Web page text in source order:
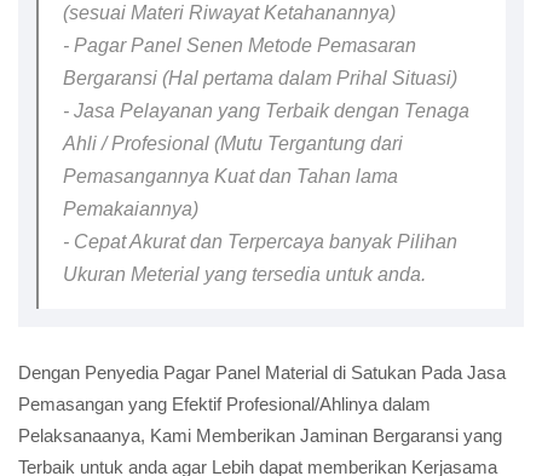
(sesuai Materi Riwayat Ketahanannya)
- Pagar Panel Senen Metode Pemasaran
Bergaransi (Hal pertama dalam Prihal Situasi)
- Jasa Pelayanan yang Terbaik dengan Tenaga
Ahli / Profesional (Mutu Tergantung dari
Pemasangannya Kuat dan Tahan lama
Pemakaiannya)
- Cepat Akurat dan Terpercaya banyak Pilihan
Ukuran Meterial yang tersedia untuk anda.
Dengan Penyedia Pagar Panel Material di Satukan Pada Jasa
Pemasangan yang Efektif Profesional/Ahlinya dalam
Pelaksanaanya, Kami Memberikan Jaminan Bergaransi yang
Terbaik untuk anda agar Lebih dapat memberikan Kerjasama